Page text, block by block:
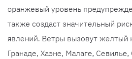
оранжевый уровень
также создаст значительный
явлений. Ветры вызовут желтый
Гранаде, Хаэне, Малаге,